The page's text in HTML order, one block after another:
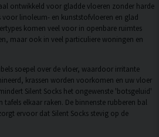
ontwikkeld voor gladde vloeren zonder harde
linoleum- en kunststofvloeren en glad
komen veel voor in openbare ruimtes
maar ook in veel particuliere woningen en
soepel over de vloer, waardoor irritante
krassen worden voorkomen en uw vloer
Silent Socks het ongewenste 'botsgeluid'
elkaar raken. De binnenste rubberen bal
ervoor dat Silent Socks stevig op de